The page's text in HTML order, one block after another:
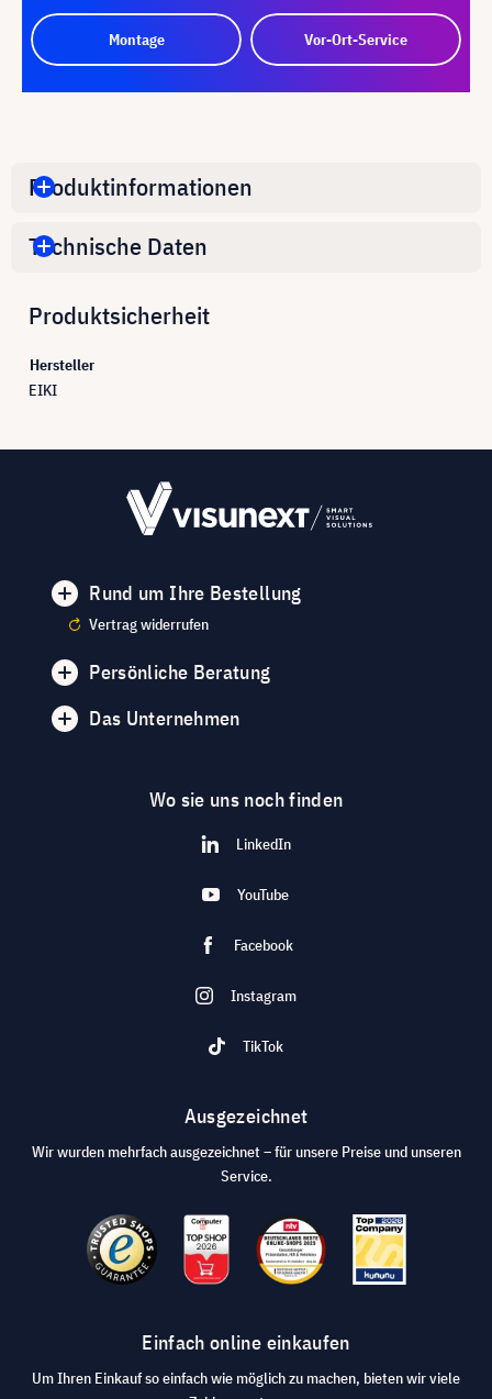
Montage Vor-Ort-Service
Produktinformationen
Technische Daten
Produktsicherheit
Hersteller
EIKI
Rund um Ihre Bestellung
Vertrag widerrufen
Persönliche Beratung
Das Unternehmen
Wo sie uns noch finden
LinkedIn
YouTube
Facebook
Instagram
TikTok
Ausgezeichnet
Wir wurden mehrfach ausgezeichnet – für unsere Preise und unseren
Service.
Einfach online einkaufen
Um Ihren Einkauf so einfach wie möglich zu machen, bieten wir viele